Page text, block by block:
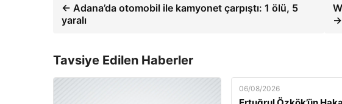
← Adana’da otomobil ile kamyonet çarpıştı: 1 ölü, 5
yaralı
→
Tavsiye Edilen Haberler
06/08/2026